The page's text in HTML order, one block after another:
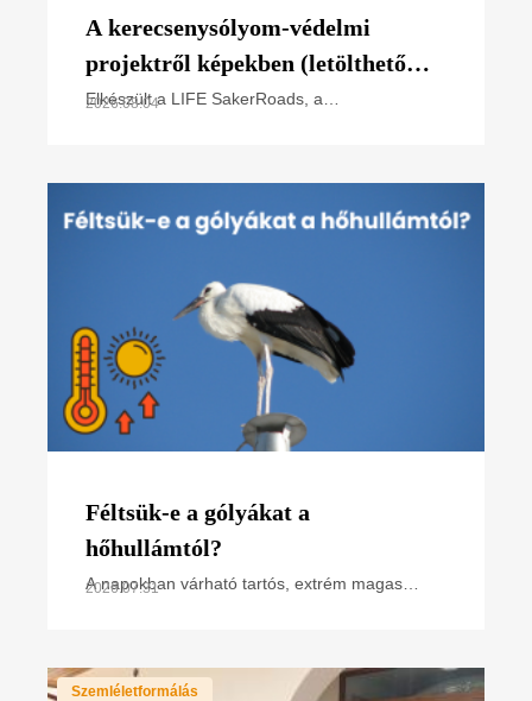
A kerecsenysólyom-védelmi
projektről képekben (letölthető
poszter)
Elkészült a LIFE SakerRoads, a
2026.08.04
Féltsük-e a gólyákat a
hőhullámtól?
A napokban várható tartós, extrém magas
2026.07.31
Szemléletformálás